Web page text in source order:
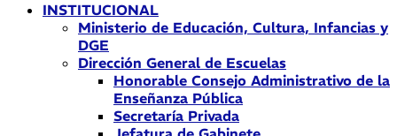
INSTITUCIONAL
Ministerio de Educación, Cultura, Infancias y
DGE
Dirección General de Escuelas
Honorable Consejo Administrativo de la
Enseñanza Pública
Secretaría Privada